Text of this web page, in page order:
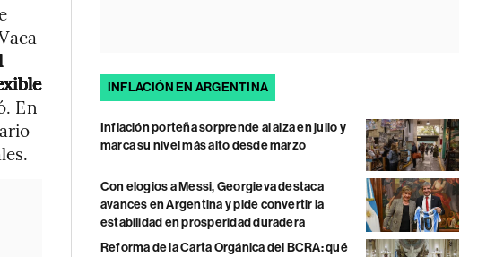
En
INFLACIÓN EN ARGENTINA
Inflación porteña sorprende al alza en julio y
marca su nivel más alto desde marzo
Con elogios a Messi, Georgieva destaca
avances en Argentina y pide convertir la
estabilidad en prosperidad duradera
Reforma de la Carta Orgánica del BCRA: qué